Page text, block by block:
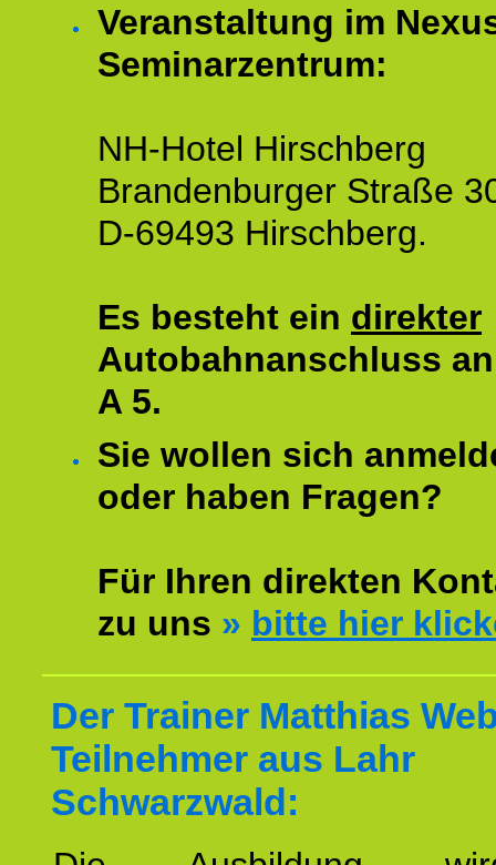
Veranstaltung im
Seminarzentrum:
NH-Hotel Hirschberg
Brandenburger Straße
D-69493 Hirschberg.
Es besteht ein direkter
Autobahnanschluss
A 5.
Sie wollen sich
oder haben Fragen?
Für Ihren direkten
zu uns » bitte hier
Der Trainer Matthias
Teilnehmer aus Lahr
Schwarzwald: